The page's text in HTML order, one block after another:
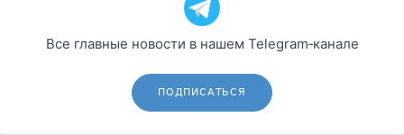
Все главные новости в нашем Telegram‑канале
ПОДПИСАТЬСЯ